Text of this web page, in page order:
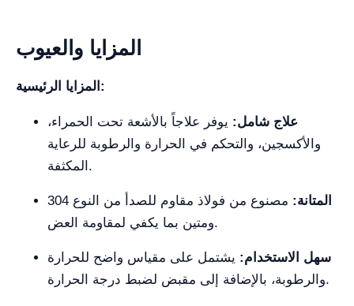
المزايا والعيوب
المزايا الرئيسية:
علاج شامل: يوفر علاجاً بالأشعة تحت الحمراء،
والأكسجين، والتحكم في الحرارة والرطوبة للرعاية
المكثفة.
المتانة:
مصنوع من فولاذ مقاوم للصدأ من النوع 304
ومتين بما يكفي لمقاومة العض.
سهل الاستخدام: يشتمل على مقياس واضح للحرارة
والرطوبة، بالإضافة إلى مقبض لضبط درجة الحرارة.